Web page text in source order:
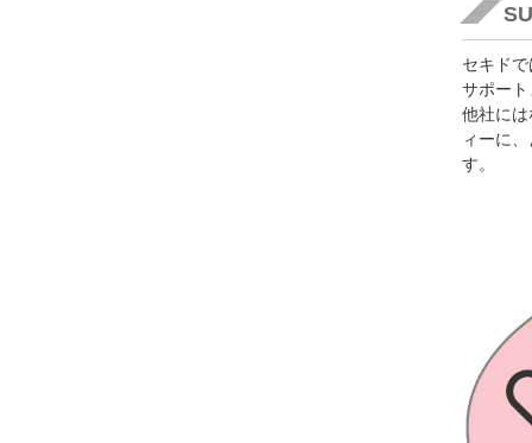
セキド
サポー
他社に
ィーに
す。